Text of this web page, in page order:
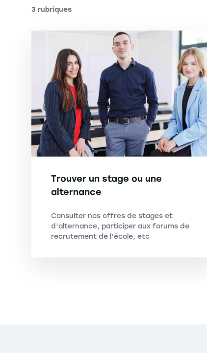
3 rubriques
Trouver un stage ou une
alternance
Consulter nos offres de stages et
d’alternance, participer aux forums de
recrutement de l’école, etc